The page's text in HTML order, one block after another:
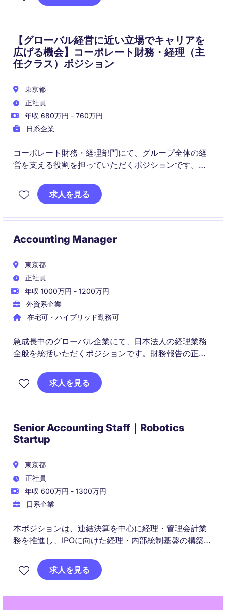
【グローバル経営に近い立場でキャリアを
広げる機会】コーポレート財務・経理（主
任クラス）ポジション
東京都
正社員
年収 680万円 - 760万円
日系企業
コーポレート財務・経理部門にて、グループ全体の経
営を支える役割を担っていただくポジションです。単
がら、経営戦略に資する分析・提案を行う点が特徴で
す。グローバルに展開する事業の中枢で、財務観点か
求人を見る
Accounting Manager
東京都
正社員
年収 1000万円 - 1200万円
外資系企業
在宅可・ハイブリッド勤務可
急成長中のグローバル企業にて、日本法人の経理業務
全般を統括いただくポジションです。財務報告の正確
を支える基盤づくりに貢献いただきます。
求人を見る
Senior Accounting Staff｜Robotics
Startup
東京都
正社員
年収 600万円 - 1300万円
日系企業
本ポジションは、連結決算を中心に経理・管理会計業
務を推進し、IPOに向けた経理・内部統制基盤の構築を
務の高度化やDX推進を通じて、急成長するグローバル
ロボティクス企業の成長を支えていただきます。
求人を見る